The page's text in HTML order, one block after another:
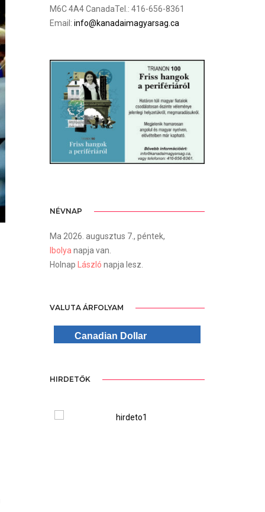
M6C 4A4 CanadaTel.: 416-656-8361
Email: info@kanadaimagyarsag.ca
NÉVNAP
Ma 2026. augusztus 7., péntek,
Ibolyanapja van.
Holnap László napja lesz.
VALUTA ÁRFOLYAM
Canadian Dollar
HIRDETŐK